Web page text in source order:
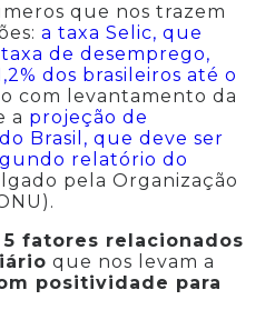
que nos trazem
a taxa Selic, que
de desemprego,
dos brasileiros até o
com levantamento da
a projeção de
Brasil, que deve ser
relatório do
pela Organização
5 fatores relacionados
que nos levam a
positividade para